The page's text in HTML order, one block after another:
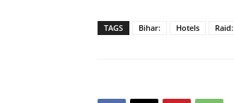
TAGS Bihar: Hotels Raid: